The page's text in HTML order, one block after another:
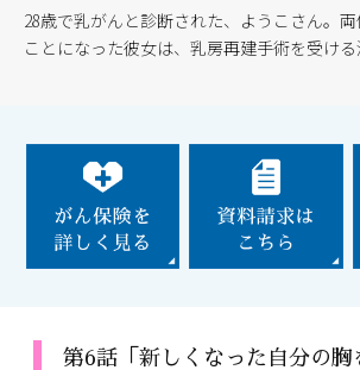
28歳で乳がんと診断された、ようこさん。
ことになった彼女は、乳房再建手術を受ける
第6話「新しくなった自分の胸